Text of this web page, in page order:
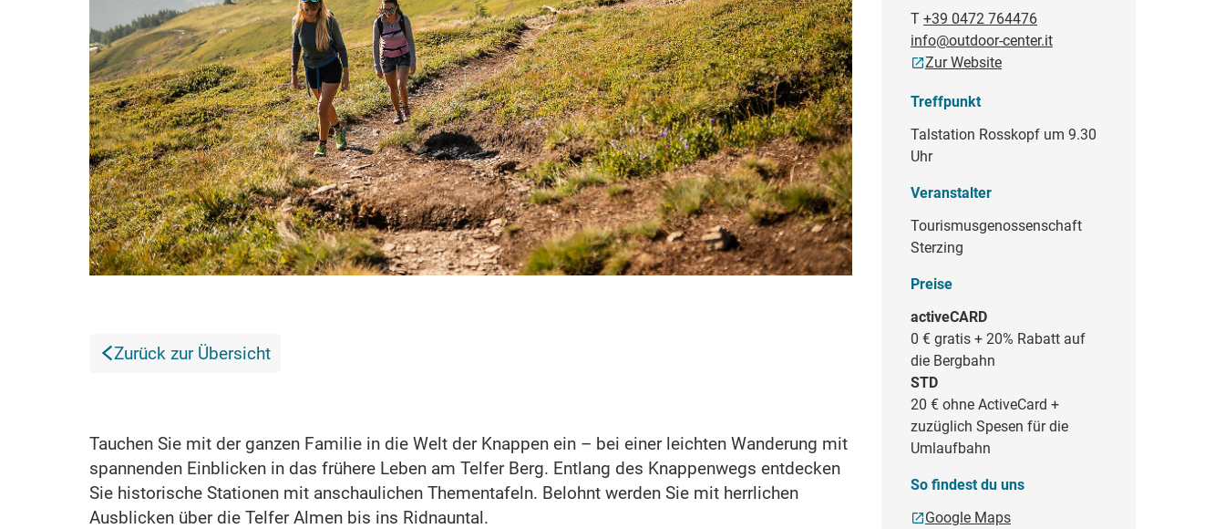
Zurück zur Übersicht
Tauchen Sie mit der ganzen Familie in die Welt der Knappen ein – bei einer leichten Wanderung mit
spannenden Einblicken in das frühere Leben am Telfer Berg. Entlang des Knappenwegs entdecken
Sie historische Stationen mit anschaulichen Thementafeln. Belohnt werden Sie mit herrlichen
Ausblicken über die Telfer Almen bis ins Ridnauntal.
T +39 0472 764476
info@outdoor-center.it
Zur Website
Treffpunkt
Talstation Rosskopf um 9.30
Uhr
Veranstalter
Tourismusgenossenschaft
Sterzing
Preise
activeCARD
0 € gratis + 20% Rabatt auf
die Bergbahn
STD
20 € ohne ActiveCard +
zuzüglich Spesen für die
Umlaufbahn
So findest du uns
Google Maps